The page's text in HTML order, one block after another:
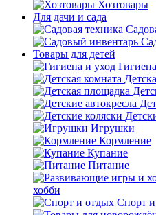
Хозтовары
Для дачи и сада
Товары для детей
Игрушки
Кормление
Купание
Питание
хобби
Спорт